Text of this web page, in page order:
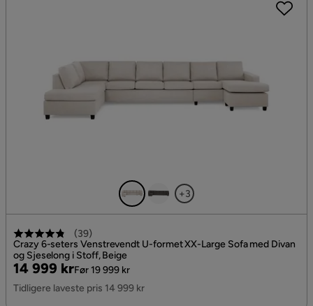
+3
(39)
Crazy 6-seters Venstrevendt U-formet XX-Large Sofa med Divan
og Sjeselong i Stoff, Beige
Pris
14 999 kr
Original
Pris
Før 19 999 kr
Tidligere laveste pris 14 999 kr